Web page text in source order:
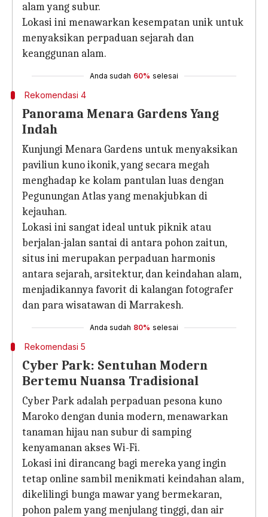
alam yang subur.
Lokasi ini menawarkan kesempatan unik untuk
menyaksikan perpaduan sejarah dan
keanggunan alam.
Anda sudah 60% selesai
Rekomendasi 4
Panorama Menara Gardens Yang
Indah
Kunjungi Menara Gardens untuk menyaksikan
paviliun kuno ikonik, yang secara megah
menghadap ke kolam pantulan luas dengan
Pegunungan Atlas yang menakjubkan di
kejauhan.
Lokasi ini sangat ideal untuk piknik atau
berjalan-jalan santai di antara pohon zaitun,
situs ini merupakan perpaduan harmonis
antara sejarah, arsitektur, dan keindahan alam,
menjadikannya favorit di kalangan fotografer
dan para wisatawan di Marrakesh.
Anda sudah 80% selesai
Rekomendasi 5
Cyber Park: Sentuhan Modern
Bertemu Nuansa Tradisional
Cyber Park adalah perpaduan pesona kuno
Maroko dengan dunia modern, menawarkan
tanaman hijau nan subur di samping
kenyamanan akses Wi-Fi.
Lokasi ini dirancang bagi mereka yang ingin
tetap online sambil menikmati keindahan alam,
dikelilingi bunga mawar yang bermekaran,
pohon palem yang menjulang tinggi, dan air